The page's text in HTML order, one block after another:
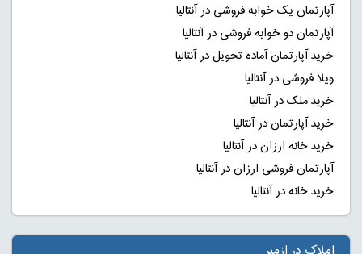
آپارتمان یک خوابه فروشی در آنتالیا
آپارتمان دو خوابه فروشی در آنتالیا
خرید آپارتمان آماده تحویل در آنتالیا
ویلا فروشی در آنتالیا
خرید ملک در آنتالیا
خرید آپارتمان در آنتالیا
خرید خانه ارزان در آنتالیا
آپارتمان فروشی ارزان در آنتالیا
خرید خانه در آنتالیا